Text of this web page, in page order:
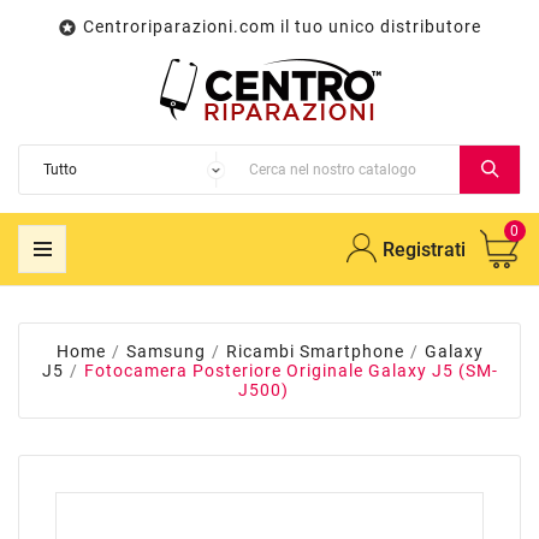
 Centroriparazioni.com il tuo unico distributore
Registrati
0
Home Samsung Ricambi Smartphone
Galaxy
J5
Fotocamera Posteriore Originale Galaxy J5 (SM-
J500)